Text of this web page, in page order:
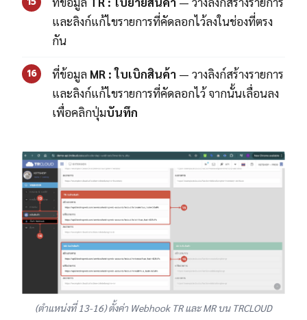
และลิงก์แก้ไขรายการที่คัดลอกไว้ลงในช่องที่ตรง
กัน
16 ที่ข้อมูล MR : ใบเบิกสินค้า — วางลิงก์สร้างรายการ
และลิงก์แก้ไขรายการที่คัดลอกไว้ จากนั้นเลื่อนลง
เพื่อคลิกปุ่มบันทึก
(ตำแหน่งที่ 13-16) ตั้งค่า Webhook TR และ MR บน TRCLOUD